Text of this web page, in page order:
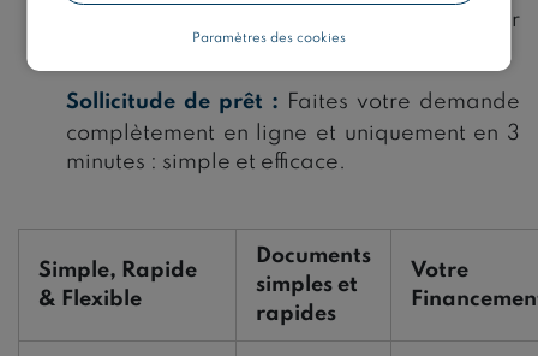
Paramètres des cookies
d'une réserve de 500€ à 6000€ pour
financer vos projets.
Sollicitude de prêt :
Faites votre demande
complètement en ligne et uniquement en 3
minutes : simple et efficace.
Simple, Rapide
& Flexible
Documents
simples et
rapides
Votre